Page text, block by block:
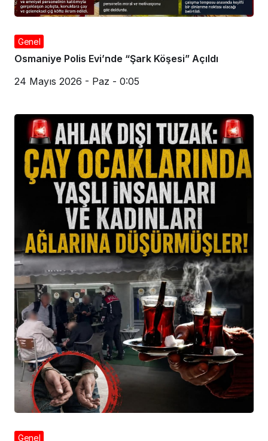
Genel
Osmaniye Polis Evi’nde “Şark Köşesi” Açıldı
24 Mayıs 2026 - Paz - 0:05
Genel